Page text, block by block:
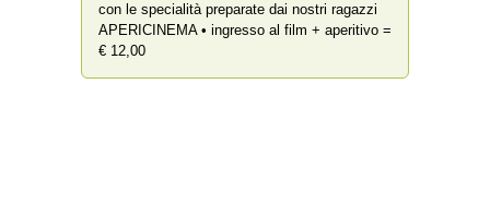
con le specialità preparate dai nostri ragazzi
APERICINEMA • ingresso al film + aperitivo =
€ 12,00